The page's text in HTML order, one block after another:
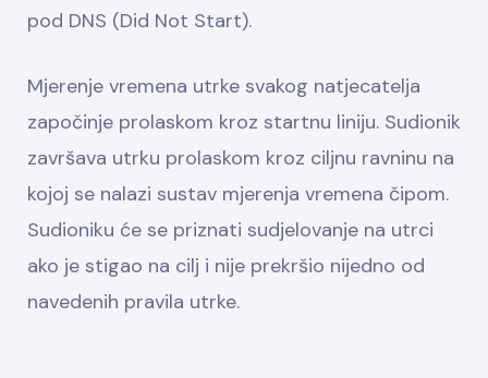
pod DNS (Did Not Start).
Mjerenje vremena utrke svakog natjecatelja
započinje prolaskom kroz startnu liniju. Sudionik
završava utrku prolaskom kroz ciljnu ravninu na
kojoj se nalazi sustav mjerenja vremena čipom.
Sudioniku će se priznati sudjelovanje na utrci
ako je stigao na cilj i nije prekršio nijedno od
navedenih pravila utrke.